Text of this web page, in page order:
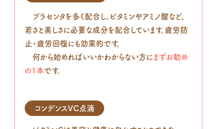
プラセンタを多く配合し、ビタミンやアミノ酸など、
若さと美しさに必要な成分を配合しています。疲労防
止・疲労回復にも効果的です。
何から始めればいいかわからない方にまずお勧め
の1本です。
コンデンスVC点滴